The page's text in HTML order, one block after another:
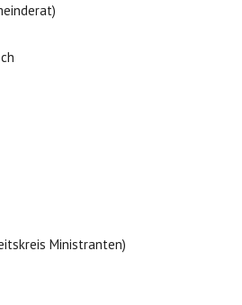
Ministranten)